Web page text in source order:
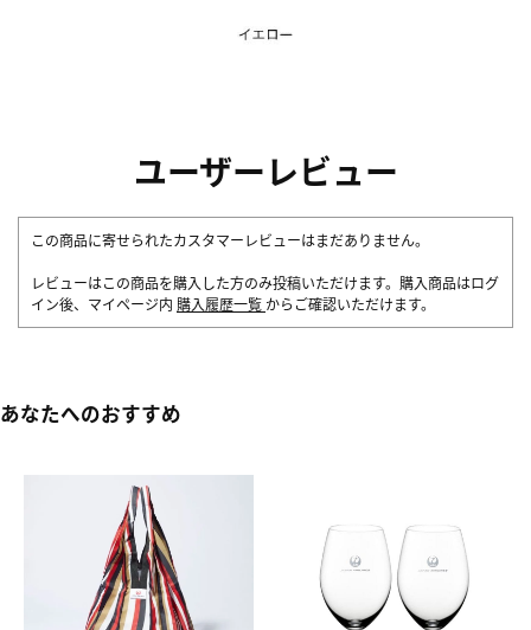
ユーザーレビュー
この商品に寄せられたカスタマーレビューはまだありません。
レビューはこの商品を購入した方のみ投稿いただけます。購入商品はログ
イン後、マイページ内 購入履歴一覧 からご確認いただけます。
あなたへのおすすめ